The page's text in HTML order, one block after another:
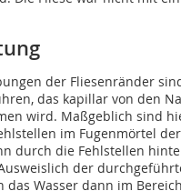
der Fliesenränder
das kapillar von den
wird. Maßgeblich sind
im Fugenmörtel
durch die Fehlstellen
der
das Wasser dann im